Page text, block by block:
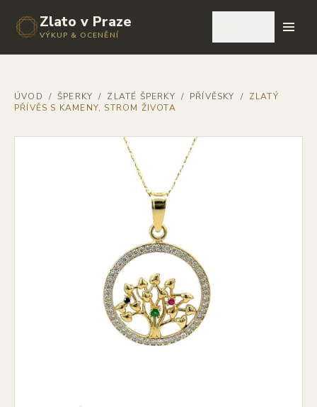
Zlato v Praze
VÝKUP & OCENĚNÍ
ÚVOD / ŠPERKY / ZLATÉ ŠPERKY / PŘÍVĚSKY / ZLATÝ
PŘÍVĚS S KAMENY, STROM ŽIVOTA